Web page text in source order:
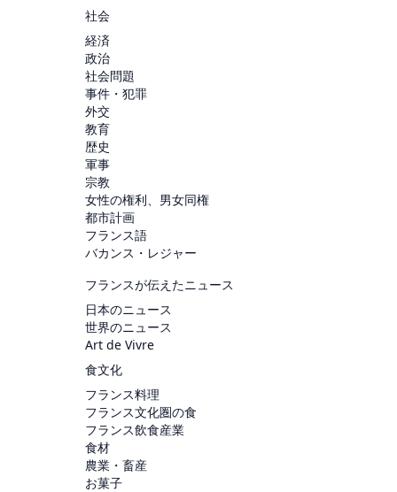
社会
経済
政治
社会問題
事件・犯罪
外交
教育
歴史
軍事
宗教
女性の権利、男女同権
都市計画
フランス語
バカンス・レジャー
フランスが伝えたニュース
日本のニュース
世界のニュース
Art de Vivre
食文化
フランス料理
フランス文化圏の食
フランス飲食産業
食材
農業・畜産
お菓子